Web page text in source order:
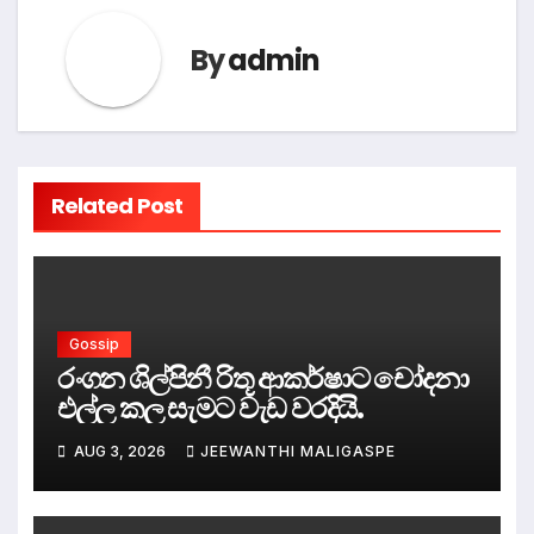
Byadmin
Related Post
Gossip
රංගන ශිල්පිනී රිතූ ආකර්ෂාට චෝදනා
එල්ල කල සැමට වැඩ වරදියි.
AUG 3, 2026 JEEWANTHI MALIGASPE